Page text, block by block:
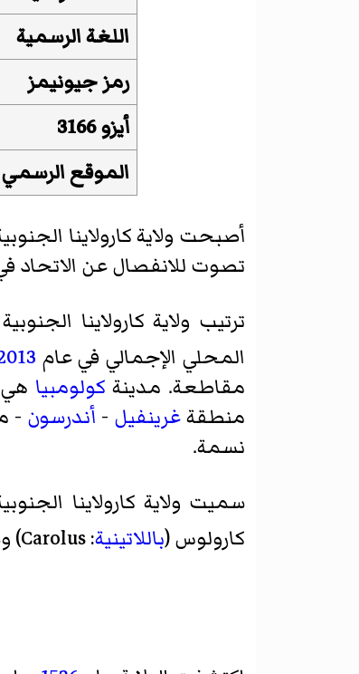
اللغة الرسمية
رمز جيونيمز
أيزو 3166
الموقع الرسمي
أصبحت ولاية كارولاينا
تصوت للانفصال عن الاتحاد
ترتيب ولاية كارولاينا
المحلي الإجمالي في عام
مقاطعة. مدينة كولومبيا هي
منطقةغرينفيل - أندرسون -
نسمة.
سميت ولاية كارولاينا
كارولوس (باللاتينية:
Carolus
)